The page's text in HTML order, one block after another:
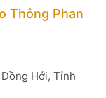
Thông Phan
Hới, Tỉnh